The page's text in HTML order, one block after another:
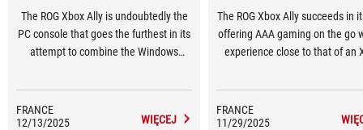
The ROG Xbox Ally is undoubtedly the
PC console that goes the furthest in its
attempt to combine the Windows
ergonomics, performance and, above
all, its Xbox interface designed for
touchscreen and controller use make
FRANCE
12/13/2025
WIĘCEJ
The ROG Xbox Ally succeeds in
offering AAA gaming on the go
experience close to that of an
screen and the Game Pass
on Windows 11 in full-screen
Performance is on point,
FRANCE
11/29/2025